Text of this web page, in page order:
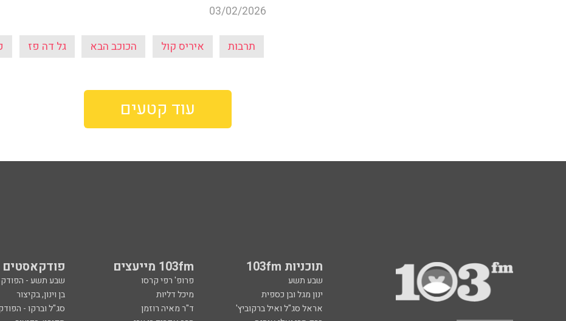
03/02/2026
תרבות איריס קול הכוכב הבא גל דה פז
עוד קטעים
תוכניות 103fm 103fm מייעצים פודקאסטים
שבע תשע פרופ' רפי קרסו שבע תשע -
ינון מגל ובן כספית
מיכל דליות בן וינון, בקיצור
אראל סג"ל ואיל ברקוביץ'
ד"ר מאיה רוזמן סג"ל וברקו -